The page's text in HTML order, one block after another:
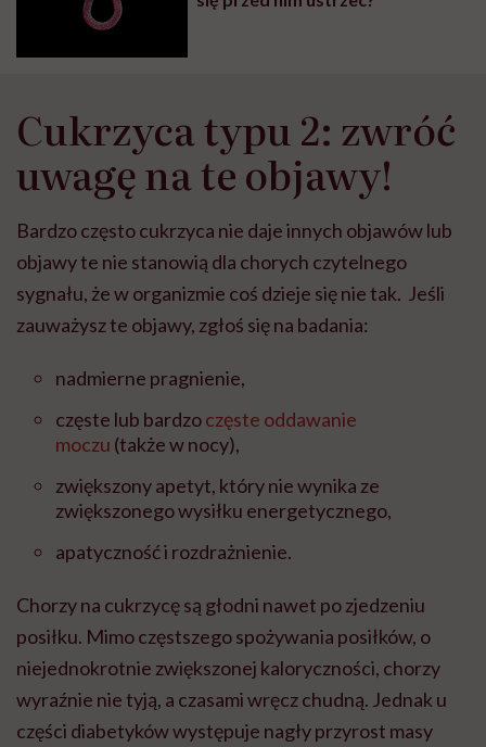
Cukrzyca typu 2: zwróć
uwagę na te objawy!
Bardzo często cukrzyca nie daje innych objawów lub
objawy te nie stanowią dla chorych czytelnego
sygnału, że w organizmie coś dzieje się nie tak. Jeśli
zauważysz te objawy, zgłoś się na badania:
nadmierne pragnienie,
częste lub bardzoczęste oddawanie
moczu (także w nocy),
zwiększony apetyt, który nie wynika ze
zwiększonego wysiłku energetycznego,
apatyczność i rozdrażnienie.
Chorzy na cukrzycę są głodni nawet po zjedzeniu
posiłku. Mimo częstszego spożywania posiłków, o
niejednokrotnie zwiększonej kaloryczności, chorzy
wyraźnie nie tyją, a czasami wręcz chudną. Jednak u
części diabetyków występuje nagły przyrost masy